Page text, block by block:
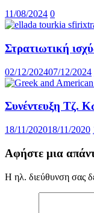
11/08/2024 0
Στρατιωτική
02/12/202407/12/2024
Συνέντευξη Τζ.
18/11/202018/11/2020
Αφήστε μια
Η ηλ. διεύθυνση σας